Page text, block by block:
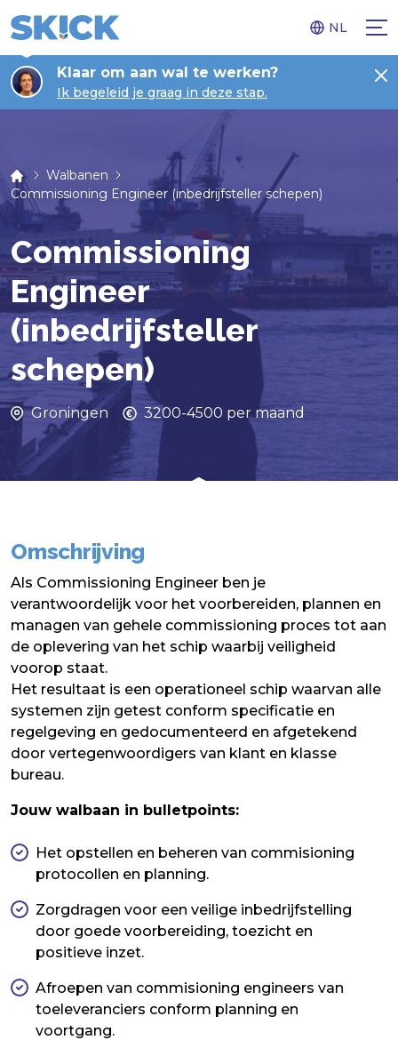
NL
Klaar om aan wal te werken?
Ik begeleid je graag in deze stap.
Walbanen
Commissioning Engineer (inbedrijfsteller schepen)
Commissioning
Engineer
(inbedrijfsteller
schepen)
Groningen 3200-4500 per maand
Omschrijving
Als Commissioning Engineer ben je
verantwoordelijk voor het voorbereiden, plannen en
managen van gehele commissioning proces tot aan
de oplevering van het schip waarbij veiligheid
voorop staat.
Het resultaat is een operationeel schip waarvan alle
systemen zijn getest conform specificatie en
regelgeving en gedocumenteerd en afgetekend
door vertegenwoordigers van klant en klasse
bureau.
Jouw walbaan in bulletpoints:
Het opstellen en beheren van commisioning
protocollen en planning.
Zorgdragen voor een veilige inbedrijfstelling
door goede voorbereiding, toezicht en
positieve inzet.
Afroepen van commisioning engineers van
toeleveranciers conform planning en
voortgang.